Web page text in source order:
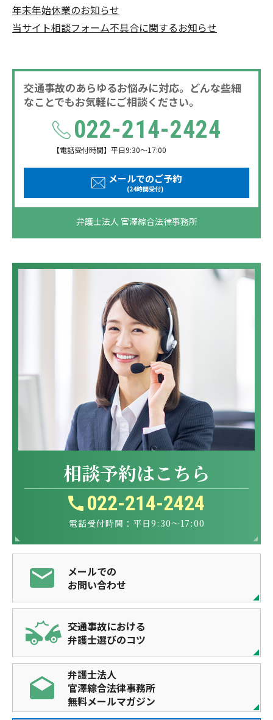
相談予約はこちら
022-214-2424
電話受付時間：平日9:30～17:00
メールでの
お問い合わせ
交通事故における
弁護士選びのコツ
弁護士法人
官澤綜合法律事務所
無料メールマガジン
年末年始休業のお知らせ
当サイト相談フォーム不具合に関するお知らせ
交通事故のあらゆるお悩みに対応。どんな些細
なことでもお気軽にご相談ください。
022-214-2424
【電話受付時間】平日9:30～17:00
メールでのご予約
(24時間受付)
弁護士法人 官澤綜合法律事務所